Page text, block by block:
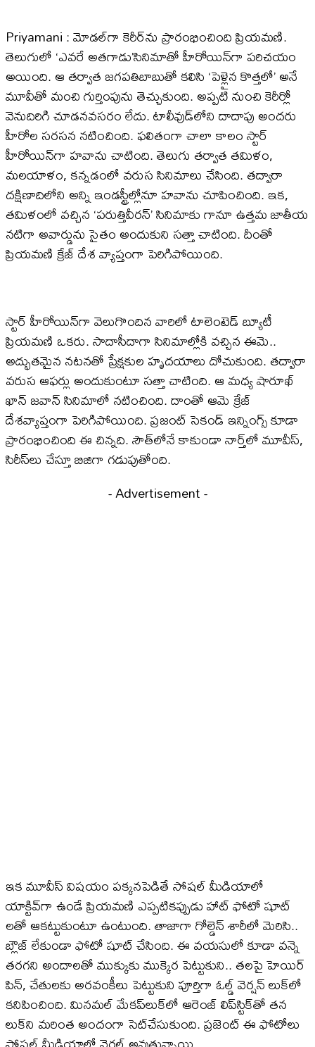
Priyamani : మోడల్‌గా కెరీర్‌ను ప్రారంభించింది ప్రియమణి.
తెలుగులో ‘ఎవరే అతగాడు’సినిమాతో హీరోయిన్‌గా పరిచయం
అయింది. ఆ తర్వాత జగపతిబాబుతో కలిసి ‘పెళ్లైన కొత్తలో’ అనే
మూవీతో మంచి గుర్తింపును తెచ్చుకుంది. అప్పటి నుంచి కెరీర్లో
వెనుదిరిగి చూడనవసరం లేదు. టాలీవుడ్‌లోని దాదాపు అందరు
హీరోల సరసన నటించింది. ఫలితంగా చాలా కాలం స్టార్
హీరోయిన్‌గా హవాను చాటింది. తెలుగు తర్వాత తమిళం,
మలయాళం, కన్నడంలో వరుస సినిమాలు చేసింది. తద్వారా
దక్షిణాదిలోని అన్ని ఇండస్ట్రీల్లోనూ హవాను చూపించింది. ఇక,
తమిళంలో వచ్చిన ‘పరుత్తివీరన్’ సినిమాకు గానూ ఉత్తమ జాతీయ
నటిగా అవార్డును సైతం అందుకుని సత్తా చాటింది. దీంతో
ప్రియమణి క్రేజ్ దేశ వ్యాప్తంగా పెరిగిపోయింది.
స్టార్ హీరోయిన్‌గా వెలుగొందిన వారిలో టాలెంటెడ్ బ్యూటీ
ప్రియమణి ఒకరు. సాదాసీదాగా సినిమాల్లోకి వచ్చిన ఈమె..
అద్భుతమైన నటనతో ప్రేక్షకుల హృదయాలు దోచుకుంది. తద్వారా
వరుస ఆఫర్లు అందుకుంటూ సత్తా చాటింది. ఆ మధ్య షారూఖ్
ఖాన్ జవాన్ సినిమాలో నటించింది. దాంతో ఆమె క్రేజ్
దేశవ్యాప్తంగా పెరిగిపోయింది. ప్రజంట్ సెకండ్ ఇన్నింగ్స్ కూడా
ప్రారంభించింది ఈ చిన్నది. సౌత్‌లోనే కాకుండా నార్త్‌లో మూవీస్,
సిరీస్‌లు చేస్తూ బిజిగా గడుపుతోంది.
- Advertisement -
ఇక మూవీస్ విషయం పక్కనపెడితే సోషల్ మీడియాలో
యాక్టివ్‌గా ఉండే ప్రియమణి ఎప్పటికప్పుడు హాట్ ఫోటో షూట్
లతో ఆకట్టుకుంటూ ఉంటుంది. తాజాగా గోల్డెన్ శారీలో మెరిసి..
బ్లౌజ్​ లేకుండా ఫోటో షూట్ చేసింది. ఈ వయసులో కూడా వన్నె
తరగని అందాలతో ముక్కుకు ముక్కెర పెట్టుకుని.. తలపై హెయిర్
పిన్, చేతులకు అరవంకీలు పెట్టుకుని పూర్తిగా ఓల్డ్​ వెర్షన్ లుక్‌లో
కనిపించింది. మినమల్ మేకప్​లుక్‌లో ఆరెంజ్ లిప్‌స్టిక్​తో తన
లుక్​ని మరింత అందంగా సెట్​చేసుకుంది. ప్రజెంట్ ఈ ఫోటోలు